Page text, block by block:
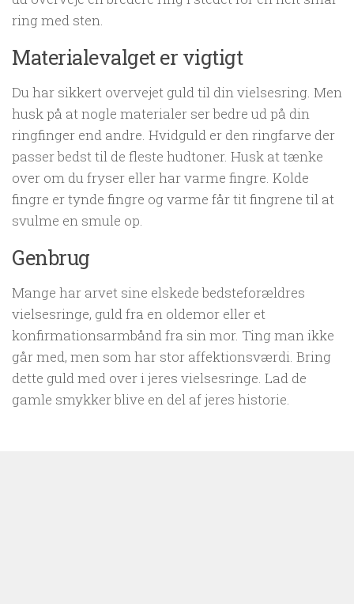
ring med sten.
Materialevalget er vigtigt
Du har sikkert overvejet guld til din vielsesring. Men
husk på at nogle materialer ser bedre ud på din
ringfinger end andre. Hvidguld er den ringfarve der
passer bedst til de fleste hudtoner. Husk at tænke
over om du fryser eller har varme fingre. Kolde
fingre er tynde fingre og varme får tit fingrene til at
svulme en smule op.
Genbrug
Mange har arvet sine elskede bedsteforældres
vielsesringe, guld fra en oldemor eller et
konfirmationsarmbånd fra sin mor. Ting man ikke
går med, men som har stor affektionsværdi. Bring
dette guld med over i jeres vielsesringe. Lad de
gamle smykker blive en del af jeres historie.